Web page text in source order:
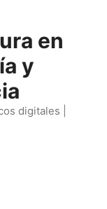
en
y
digitales |